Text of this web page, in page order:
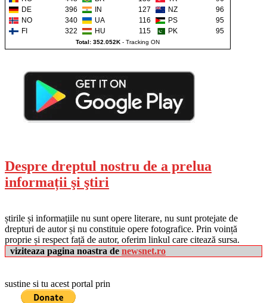
DE
396 IN 127 NZ
96
NO
340 UA 116 PS
95
FI
322 HU 115 PK 95
Total: 352.052K - Tracking ON
Despre dreptul nostru de a prelua
informații şi ştiri
știrile și informațiile nu sunt opere literare, nu sunt protejate de
drepturi de autor și nu constituie opere fotografice. Prin voință
proprie și respect față de autor, oferim linkul care citează sursa.
viziteaza pagina noastra de newsnet.ro
sustine si tu acest portal prin